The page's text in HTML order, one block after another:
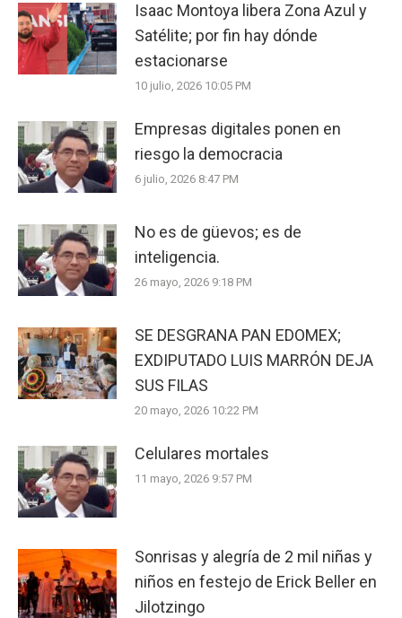
Isaac Montoya libera Zona Azul y
Satélite; por fin hay dónde
estacionarse
10 julio, 2026 10:05 PM
Empresas digitales ponen en
riesgo la democracia
6 julio, 2026 8:47 PM
No es de güevos; es de
inteligencia.
26 mayo, 2026 9:18 PM
SE DESGRANA PAN EDOMEX;
EXDIPUTADO LUIS MARRÓN DEJA
SUS FILAS
20 mayo, 2026 10:22 PM
Celulares mortales
11 mayo, 2026 9:57 PM
Sonrisas y alegría de 2 mil niñas y
niños en festejo de Erick Beller en
Jilotzingo